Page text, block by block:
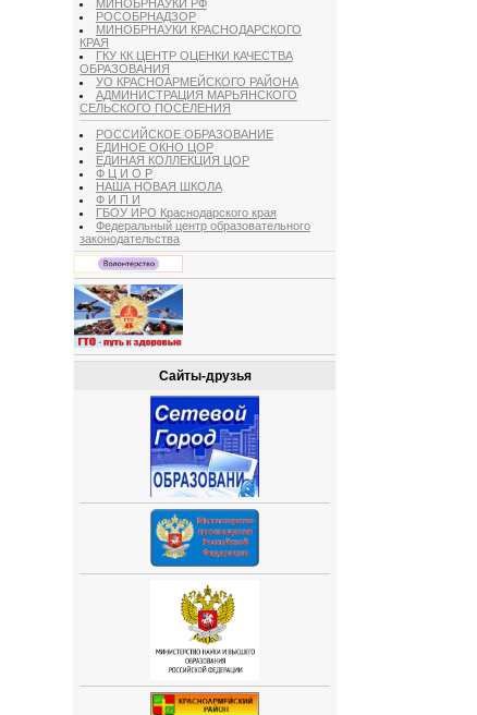
МИНОБРНАУКИ РФ
РОСОБРНАДЗОР
МИНОБРНАУКИ КРАСНОДАРСКОГО
КРАЯ
ГКУ КК ЦЕНТР ОЦЕНКИ КАЧЕСТВА
ОБРАЗОВАНИЯ
УО КРАСНОАРМЕЙСКОГО РАЙОНА
АДМИНИСТРАЦИЯ МАРЬЯНСКОГО
СЕЛЬСКОГО ПОСЕЛЕНИЯ
РОССИЙСКОЕ ОБРАЗОВАНИЕ
ЕДИНОЕ ОКНО ЦОР
ЕДИНАЯ КОЛЛЕКЦИЯ ЦОР
Ф Ц И О Р
НАША НОВАЯ ШКОЛА
Ф И П И
ГБОУ ИРО Краснодарского края
Федеральный центр образовательного
законодательства
Сайты-друзья